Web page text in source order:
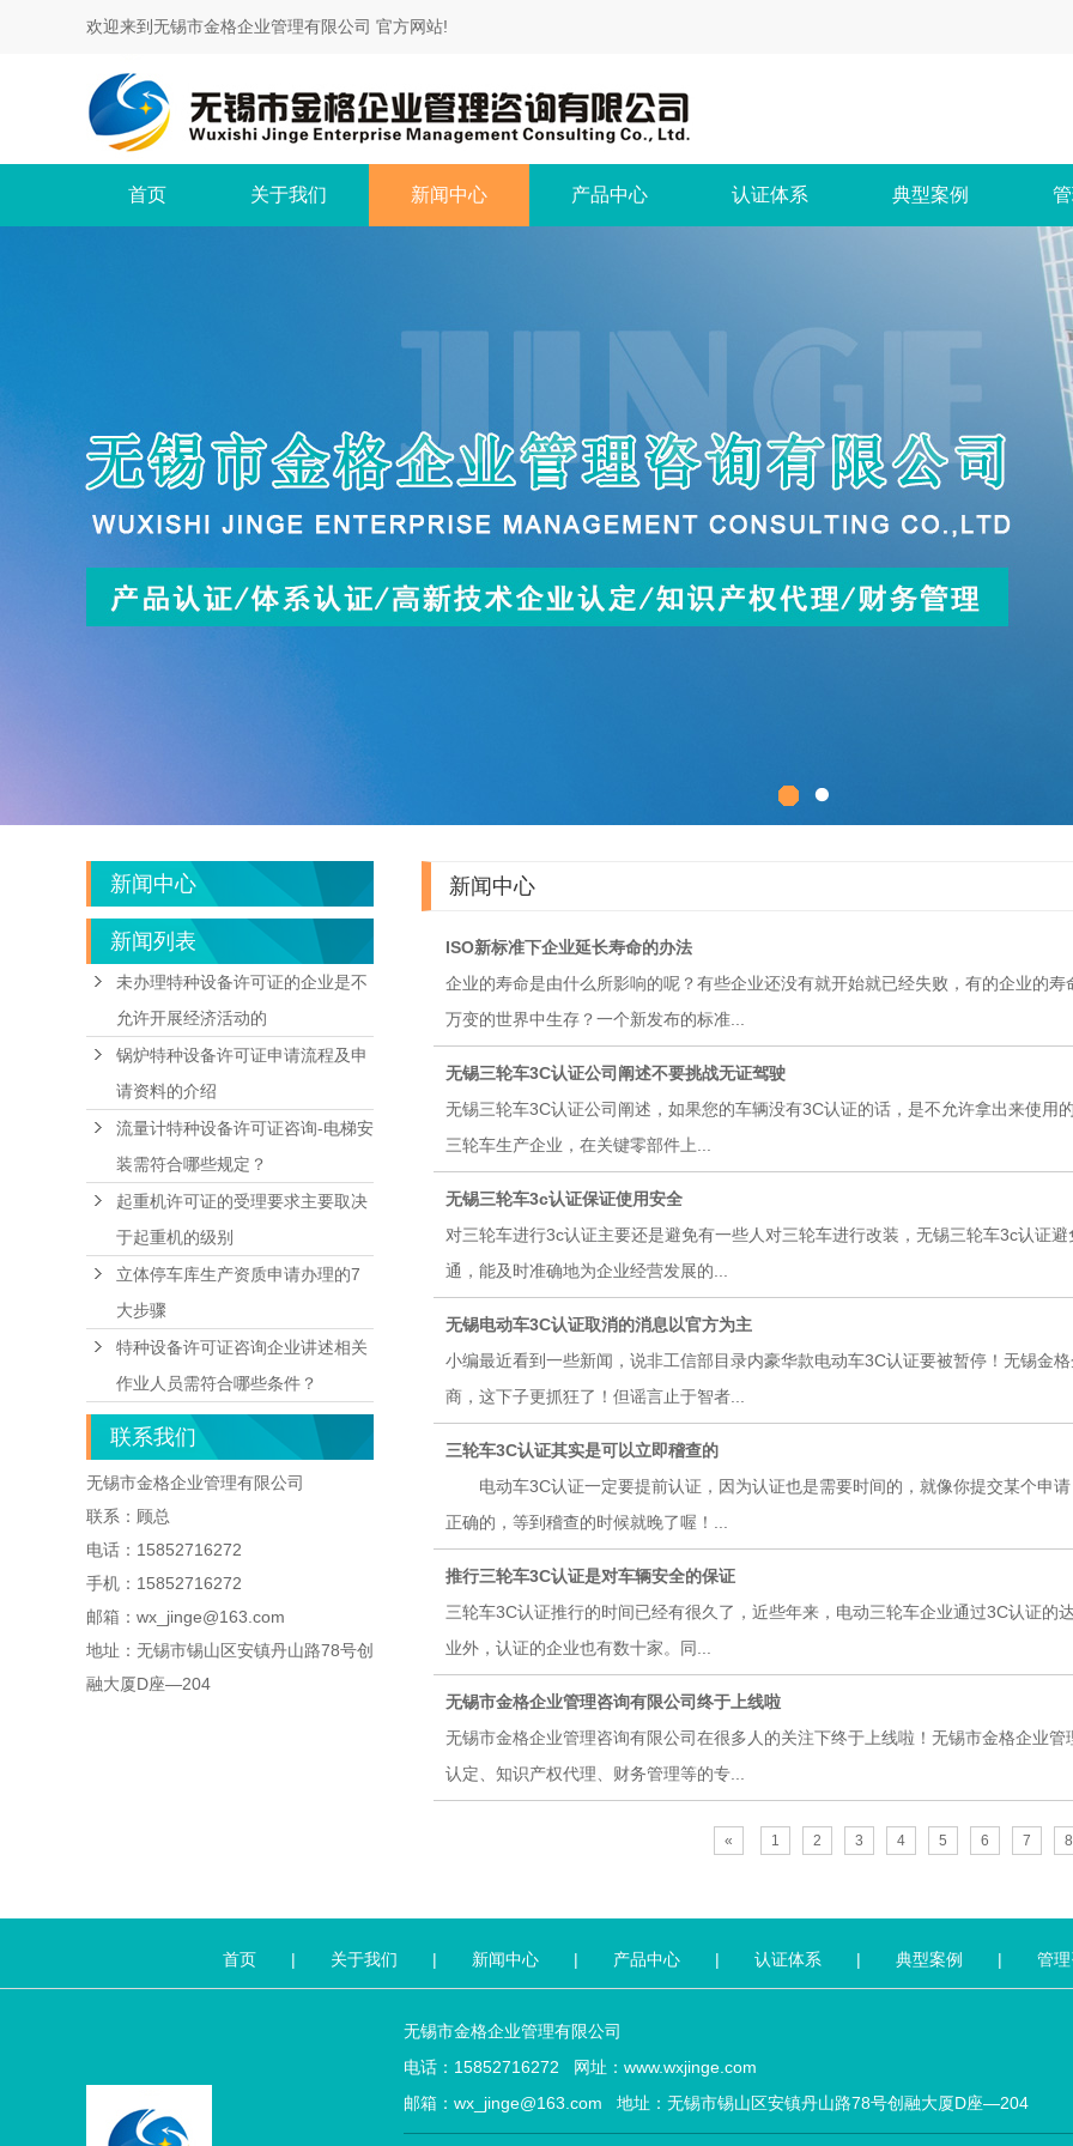
欢迎来到无锡市金格企业管理有限公司 官方网站!
首页 关于我们 新闻中心 产品中心 认证体系 典型案例
新闻中心
新闻列表
未办理特种设备许可证的企业是不
允许开展经济活动的
锅炉特种设备许可证申请流程及申
请资料的介绍
流量计特种设备许可证咨询-电梯安
装需符合哪些规定？
起重机许可证的受理要求主要取决
于起重机的级别
立体停车库生产资质申请办理的7
大步骤
特种设备许可证咨询企业讲述相关
作业人员需符合哪些条件？
联系我们
无锡市金格企业管理有限公司
联系：顾总
电话：15852716272
手机：15852716272
邮箱：wx_jinge@163.com
地址：无锡市锡山区安镇丹山路78号创
融大厦D座—204
新闻中心
ISO新标准下企业延长寿命的办法
企业的寿命是由什么所影响的呢？有些企业还没有就开始就已经失败，有的企业的
万变的世界中生存？一个新发布的标准...
无锡三轮车3C认证公司阐述不要挑战无证驾驶
无锡三轮车3C认证公司阐述，如果您的车辆没有3C认证的话，是不允许拿出来使用
三轮车生产企业，在关键零部件上...
无锡三轮车3c认证保证使用安全
对三轮车进行3c认证主要还是避免有一些人对三轮车进行改装，无锡三轮车3c认证
通，能及时准确地为企业经营发展的...
无锡电动车3C认证取消的消息以官方为主
小编最近看到一些新闻，说非工信部目录内豪华款电动车3C认证要被暂停！无锡金
商，这下子更抓狂了！但谣言止于智者...
三轮车3C认证其实是可以立即稽查的
电动车3C认证一定要提前认证，因为认证也是需要时间的，就像你提交某个申
正确的，等到稽查的时候就晚了喔！...
推行三轮车3C认证是对车辆安全的保证
三轮车3C认证推行的时间已经有很久了，近些年来，电动三轮车企业通过3C认证的
业外，认证的企业也有数十家。同...
无锡市金格企业管理咨询有限公司终于上线啦
无锡市金格企业管理咨询有限公司在很多人的关注下终于上线啦！无锡市金格企业
认定、知识产权代理、财务管理等的专...
« 1 2 3 4 5 6 7 8
首页 | 关于我们 | 新闻中心 | 产品中心 | 认证体系 | 典型案例 | 管
无锡市金格企业管理有限公司
电话：15852716272 网址：www.wxjinge.com
邮箱：wx_jinge@163.com 地址：无锡市锡山区安镇丹山路78号创融大厦D座—204